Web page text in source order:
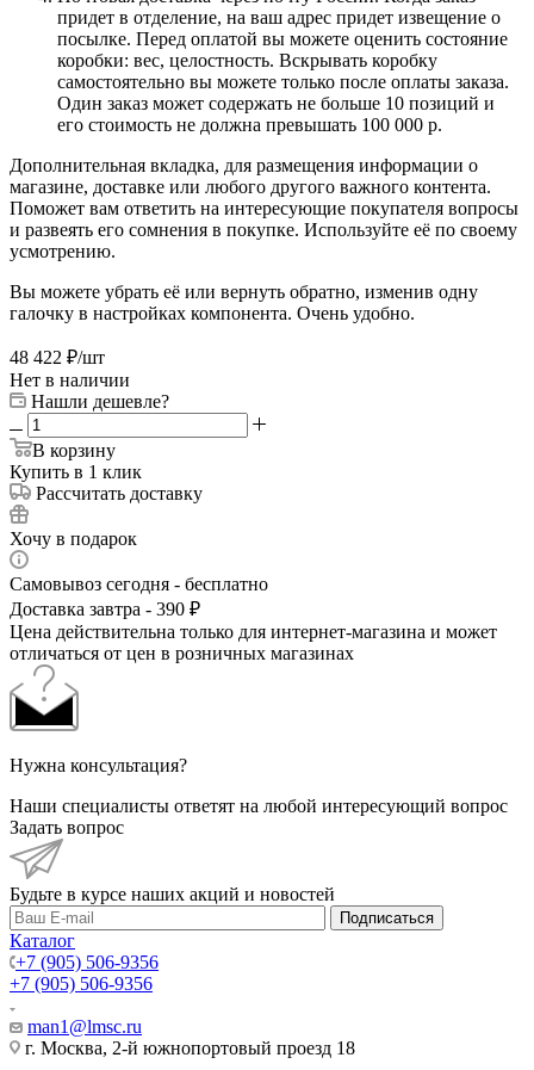
придет в отделение, на ваш адрес придет извещение о
посылке. Перед оплатой вы можете оценить состояние
коробки: вес, целостность. Вскрывать коробку
самостоятельно вы можете только после оплаты заказа.
Один заказ может содержать не больше 10 позиций и
его стоимость не должна превышать 100 000 р.
Дополнительная вкладка, для размещения информации о
магазине, доставке или любого другого важного контента.
Поможет вам ответить на интересующие покупателя вопросы
и развеять его сомнения в покупке. Используйте её по своему
усмотрению.
Вы можете убрать её или вернуть обратно, изменив одну
галочку в настройках компонента. Очень удобно.
48 422 ₽/шт
Нет в наличии
Нашли дешевле?
В корзину
Купить в 1 клик
Рассчитать доставку
Хочу в подарок
Самовывоз сегодня - бесплатно
Доставка завтра - 390 ₽
Цена действительна только для интернет-магазина и может
отличаться от цен в розничных магазинах
Нужна консультация?
Наши специалисты ответят на любой интересующий вопрос
Задать вопрос
Будьте в курсе наших акций и новостей
Подписаться
Каталог
+7 (905) 506-9356
+7 (905) 506-9356
man1@lmsc.ru
г. Москва, 2-й южнопортовый проезд 18